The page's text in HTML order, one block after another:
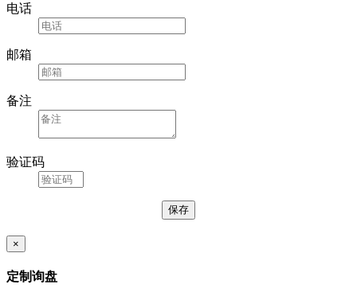
电话
邮箱
备注
验证码
×
定制询盘